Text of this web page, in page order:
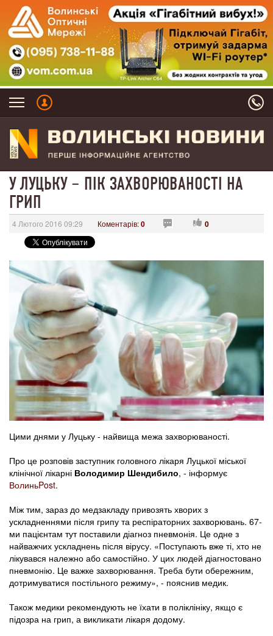
У ЛУЦЬКУ – ПІК ЗАХВОРЮВАНОСТІ НА
ГРИП
4 Лютого 2016 09:29 Коментарів:0 0
Цими днями у Луцьку - найвища межа захворюваності.
Про це розповів заступник головного лікаря Луцької міської
клінічної лікарні Володимир Шендибило, - інформує
ВолиньPost.
Між тим, зараз до медзакладу привозять хворих з
ускладненнями після грипу та респіраторних захворювань. 67-
ми пацієнтам тут поставили діагноз пневмонія. Це одне з
найважчих ускладнень після вірусу. «Поступають вже ті, хто не
лікувався належно або самостійно. У цих людей діагностовано
пневмонію. Це важке захворювання. Треба бути обережним,
дотримуватися постільного режиму», - пояснив медик.
Також медики рекомендують не їхати в поліклініку, якщо є
підозра на грип, а викликати лікаря додому.